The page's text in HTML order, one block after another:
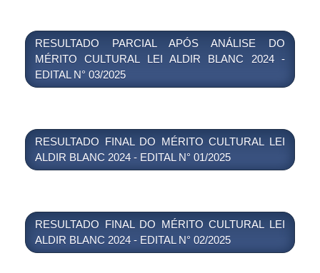
RESULTADO PARCIAL APÓS ANÁLISE DO
MÉRITO CULTURAL LEI ALDIR BLANC 2024 -
EDITAL N° 03/2025
RESULTADO FINAL DO MÉRITO CULTURAL LEI
ALDIR BLANC 2024 - EDITAL N° 01/2025
RESULTADO FINAL DO MÉRITO CULTURAL LEI
ALDIR BLANC 2024 - EDITAL N° 02/2025